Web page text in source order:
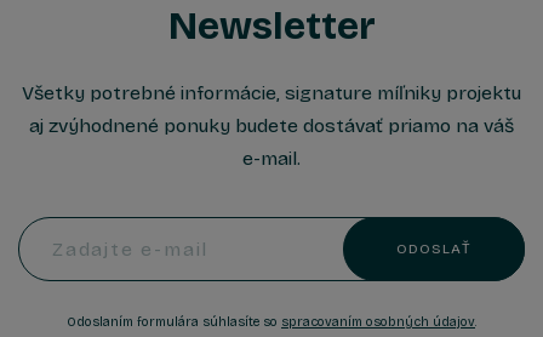
Newsletter
Všetky potrebné informácie, signature míľniky projektu
aj zvýhodnené ponuky budete dostávať priamo na váš
e-mail.
Zadajte e-mail ODOSLAŤ
Odoslaním formulára súhlasíte so spracovaním osobných údajov.